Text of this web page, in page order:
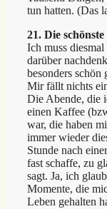
tun hatten. (Das
21. Die
Ich muss
darüber
besonders schön
Mir fällt nichts
Die Abende, die
einen Kaffee
war, die haben
immer wieder
Stunde nach
fast schaffe, zu
sagt. Ja, ich
Momente, die
Leben gehalten